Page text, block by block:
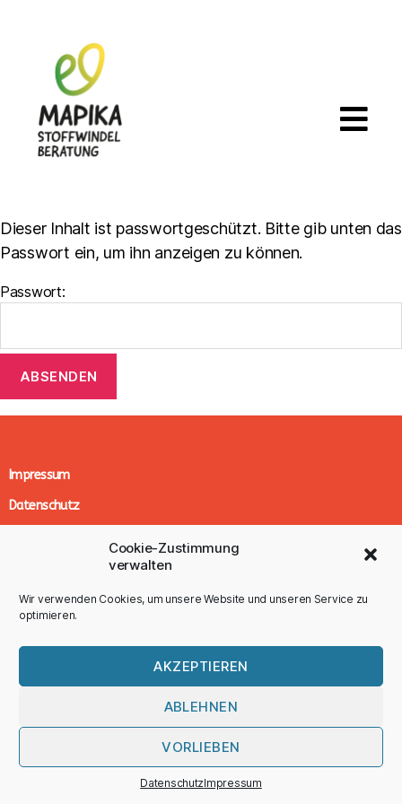
Cookie-Zustimmung
verwalten
Wir verwenden Cookies, um unsere Website und unseren Service zu
optimieren.
AKZEPTIEREN
ABLEHNEN
VORLIEBEN
DatenschutzImpressum
Dieser Inhalt ist passwortgeschützt. Bitte gib unten das
Passwort ein, um ihn anzeigen zu können.
Passwort:
Impressum
Datenschutz
Stoffwindeln sind viel cooler, als Du denkst.
Deep Dive